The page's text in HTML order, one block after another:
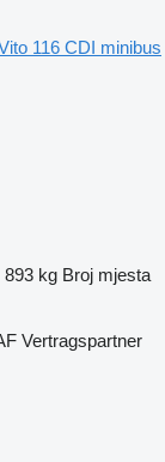
116 CDI minibus
893 kg Broj mjesta
Vertragspartner